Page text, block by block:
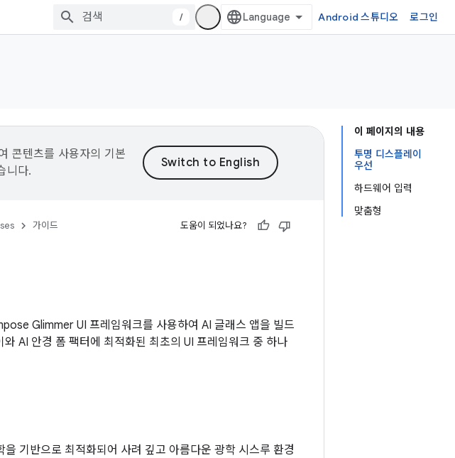
/ Android 스튜디오 로그인
이 페이지의 내용
투명 디스플레이
우선
하드웨어 입력
맞춤형
콘텐츠를 사용자의 기본
니다.
가이드 도움이 되었나요?
Glimmer UI 프레임워크를 사용하여 AI 글래스 앱을 빌드
AI 안경 폼 팩터에 최적화된 최초의 UI 프레임워크 중 하나
기반으로 최적화되어 사려 깊고 아름다운 광학 시스루 환경